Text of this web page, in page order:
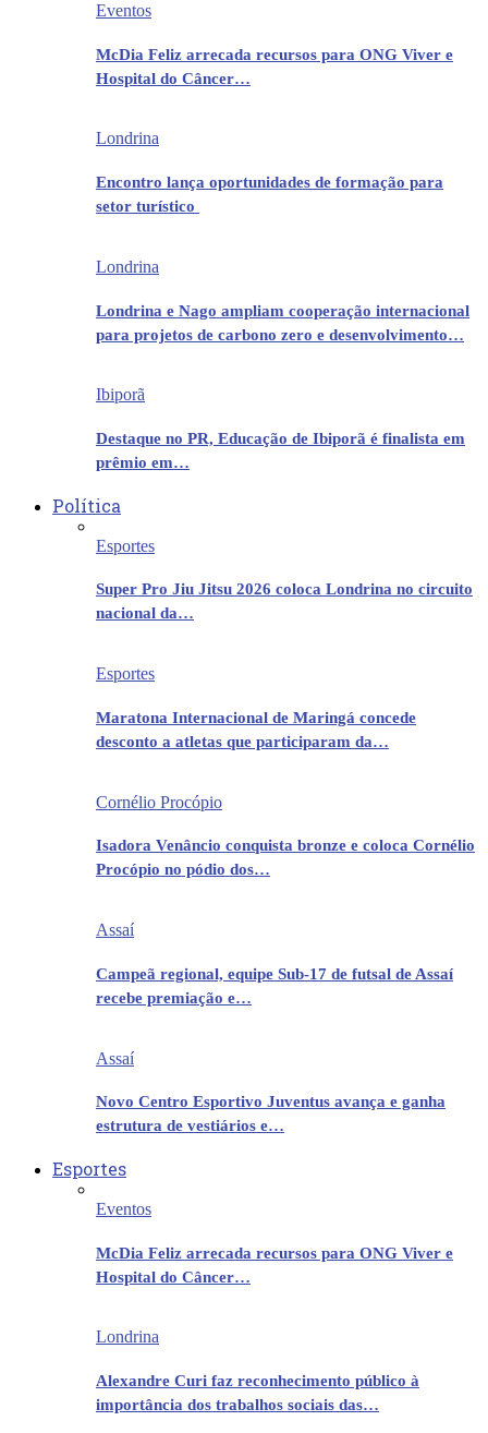
Eventos
McDia Feliz arrecada recursos para ONG Viver e
Hospital do Câncer…
Londrina
Encontro lança oportunidades de formação para
setor turístico
Londrina
Londrina e Nago ampliam cooperação internacional
para projetos de carbono zero e desenvolvimento…
Ibiporã
Destaque no PR, Educação de Ibiporã é finalista em
prêmio em…
Política
Esportes
Super Pro Jiu Jitsu 2026 coloca Londrina no circuito
nacional da…
Esportes
Maratona Internacional de Maringá concede
desconto a atletas que participaram da…
Cornélio Procópio
Isadora Venâncio conquista bronze e coloca Cornélio
Procópio no pódio dos…
Assaí
Campeã regional, equipe Sub-17 de futsal de Assaí
recebe premiação e…
Assaí
Novo Centro Esportivo Juventus avança e ganha
estrutura de vestiários e…
Esportes
Eventos
McDia Feliz arrecada recursos para ONG Viver e
Hospital do Câncer…
Londrina
Alexandre Curi faz reconhecimento público à
importância dos trabalhos sociais das…